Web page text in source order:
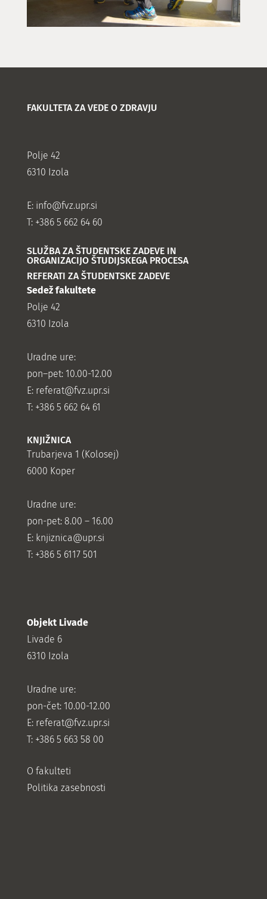
FAKULTETA ZA VEDE O ZDRAVJU
Polje 42
6310 Izola
E: info@fvz.upr.si
T: +386 5 662 64 60
SLUŽBA ZA ŠTUDENTSKE ZADEVE IN
ORGANIZACIJO ŠTUDIJSKEGA PROCESA
REFERATI ZA ŠTUDENTSKE ZADEVE
Sedež fakultete
Polje 42
6310 Izola
Uradne ure:
pon–pet: 10.00-12.00
E: referat@fvz.upr.si
T: +386 5 662 64 61
KNJIŽNICA
Trubarjeva 1 (Kolosej)
6000 Koper
Uradne ure:
pon-pet: 8.00 – 16.00
E: knjiznica@upr.si
T: +386 5 6117 501
Objekt Livade
Livade 6
6310 Izola
Uradne ure:
pon-čet: 10.00-12.00
E: referat@fvz.upr.si
T: +386 5 663 58 00
O fakulteti
Politika zasebnosti